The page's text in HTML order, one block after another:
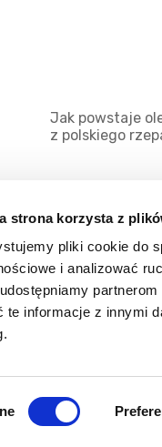
strona korzysta z
pliki cookie do
i analizować
te informacje z innymi
Jak powstaje
z polskiego